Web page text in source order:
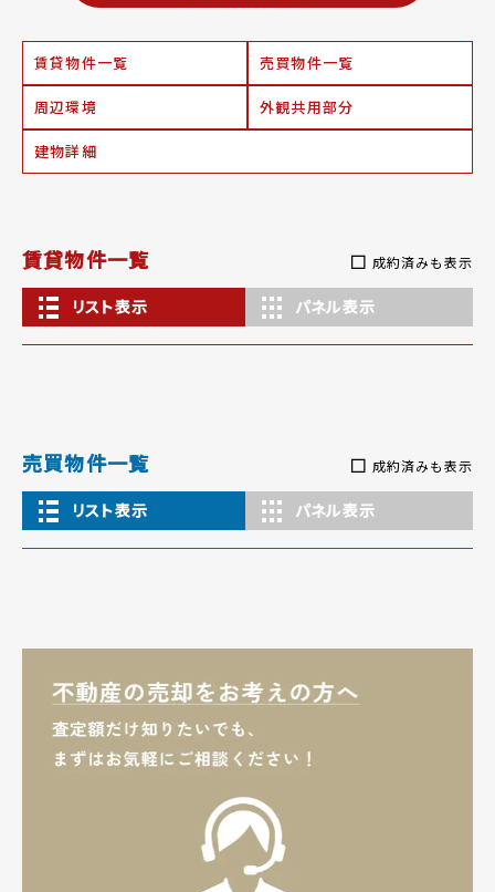
賃貸物件一覧 売買物件一覧
周辺環境 外観共用部分
建物詳細
賃貸物件一覧 成約済みも表示
リスト表示 パネル表示
売買物件一覧 成約済みも表示
リスト表示 パネル表示